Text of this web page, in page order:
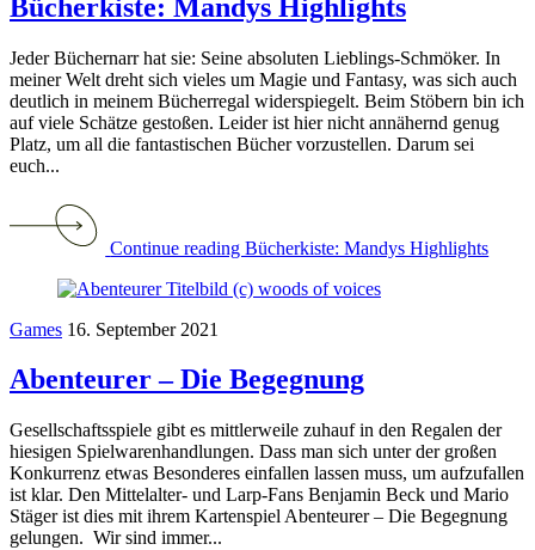
Bücherkiste: Mandys Highlights
Jeder Büchernarr hat sie: Seine absoluten Lieblings-Schmöker. In
meiner Welt dreht sich vieles um Magie und Fantasy, was sich auch
deutlich in meinem Bücherregal widerspiegelt. Beim Stöbern bin ich
auf viele Schätze gestoßen. Leider ist hier nicht annähernd genug
Platz, um all die fantastischen Bücher vorzustellen. Darum sei
euch...
Continue reading Bücherkiste: Mandys Highlights
Games 16. September 2021
Abenteurer – Die Begegnung
Gesellschaftsspiele gibt es mittlerweile zuhauf in den Regalen der
hiesigen Spielwarenhandlungen. Dass man sich unter der großen
Konkurrenz etwas Besonderes einfallen lassen muss, um aufzufallen
ist klar. Den Mittelalter- und Larp-Fans Benjamin Beck und Mario
Stäger ist dies mit ihrem Kartenspiel Abenteurer – Die Begegnung
gelungen. Wir sind immer...